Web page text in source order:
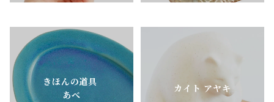
きほんの道具
あべ
カイト アヤキ